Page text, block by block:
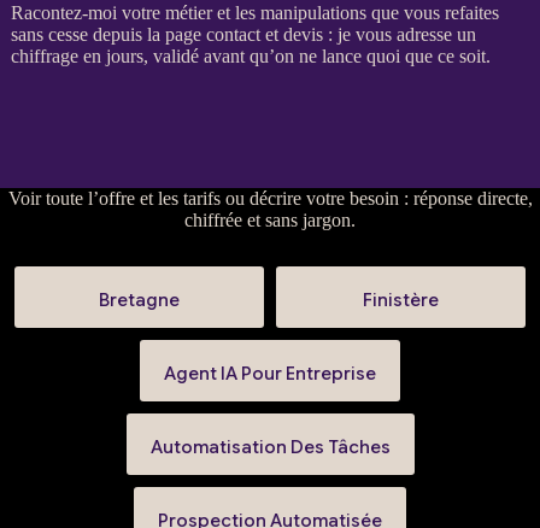
Racontez-moi votre métier et les manipulations que vous refaites
sans cesse depuis la page contact et devis: je vous adresse un
chiffrage en jours, validé avant qu’on ne lance quoi que ce soit.
Voirtoute l’offre et les tarifsou décrire votre besoin : réponse directe,
chiffrée et sans jargon.
Bretagne Finistère
Agent IA Pour Entreprise
Automatisation Des Tâches
Prospection Automatisée